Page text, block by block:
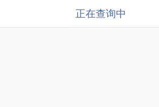
正在查询中